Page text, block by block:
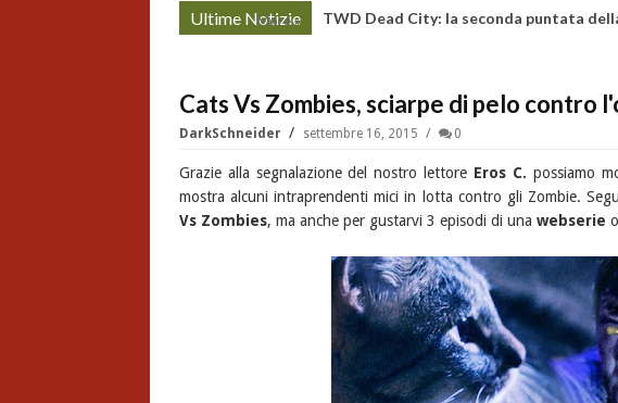
Ultime Notizie
More » TWD Dead City: la seconda puntata
Cats Vs Zombies, sciarpe di pelo contro
DarkSchneider settembre 16, 2015 0
Grazie alla segnalazione del nostro lettore Eros C. possiamo
mostra alcuni intraprendenti mici in lotta contro gli Zombie.
Vs Zombies, ma anche per gustarvi 3 episodi di una webserie